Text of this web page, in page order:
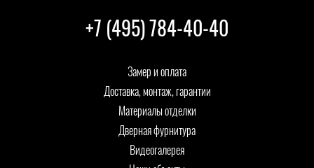
+7 (495) 784-40-40
Замер и оплата
Доставка, монтаж, гарантии
Материалы отделки
Дверная фурнитура
Видеогалерея